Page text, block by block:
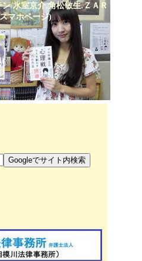
/氷室京介.角松敏生.ＺＡＲ
マホページ)